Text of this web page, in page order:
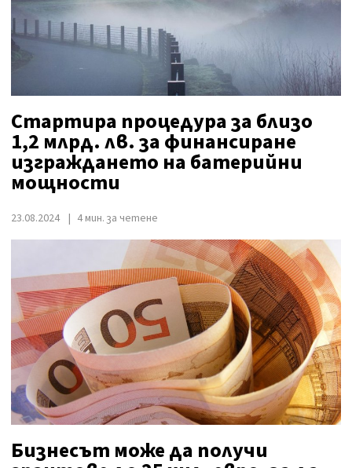
Стартира процедура за близо
1,2 млрд. лв. за финансиране
изграждането на батерийни
мощности
23.08.2024 4 мин. за четене
Бизнесът може да получи